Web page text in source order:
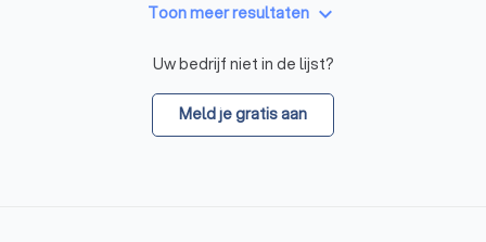
Toon meer resultaten keyboard_arrow_down
Uw bedrijf niet in de lijst?
Meld je gratis aan